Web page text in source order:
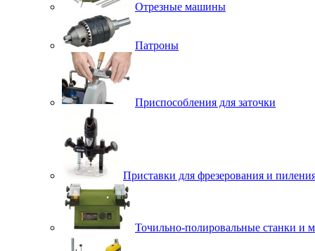
Отрезные машины
Патроны
Приспособления для заточки
Приставки для фрезерования и
Точильно-полировальные станки и